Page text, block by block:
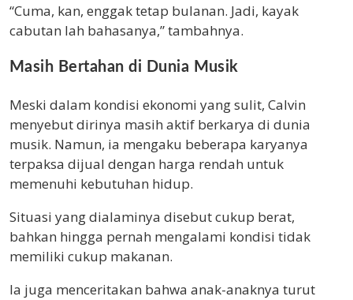
“Cuma, kan, enggak tetap bulanan. Jadi, kayak
cabutan lah bahasanya,” tambahnya.
Masih Bertahan di Dunia Musik
Meski dalam kondisi ekonomi yang sulit, Calvin
menyebut dirinya masih aktif berkarya di dunia
musik. Namun, ia mengaku beberapa karyanya
terpaksa dijual dengan harga rendah untuk
memenuhi kebutuhan hidup.
Situasi yang dialaminya disebut cukup berat,
bahkan hingga pernah mengalami kondisi tidak
memiliki cukup makanan.
Ia juga menceritakan bahwa anak-anaknya turut